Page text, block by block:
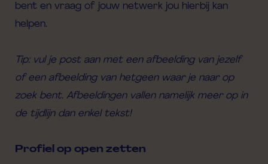
bent en vraag of jouw netwerk jou hierbij kan
helpen.
Tip: vul je post aan met een afbeelding van jezelf
of een afbeelding van hetgeen waar je naar op
zoek bent. Afbeeldingen vallen namelijk meer op in
de tijdlijn dan enkel tekst!
Profiel op open zetten